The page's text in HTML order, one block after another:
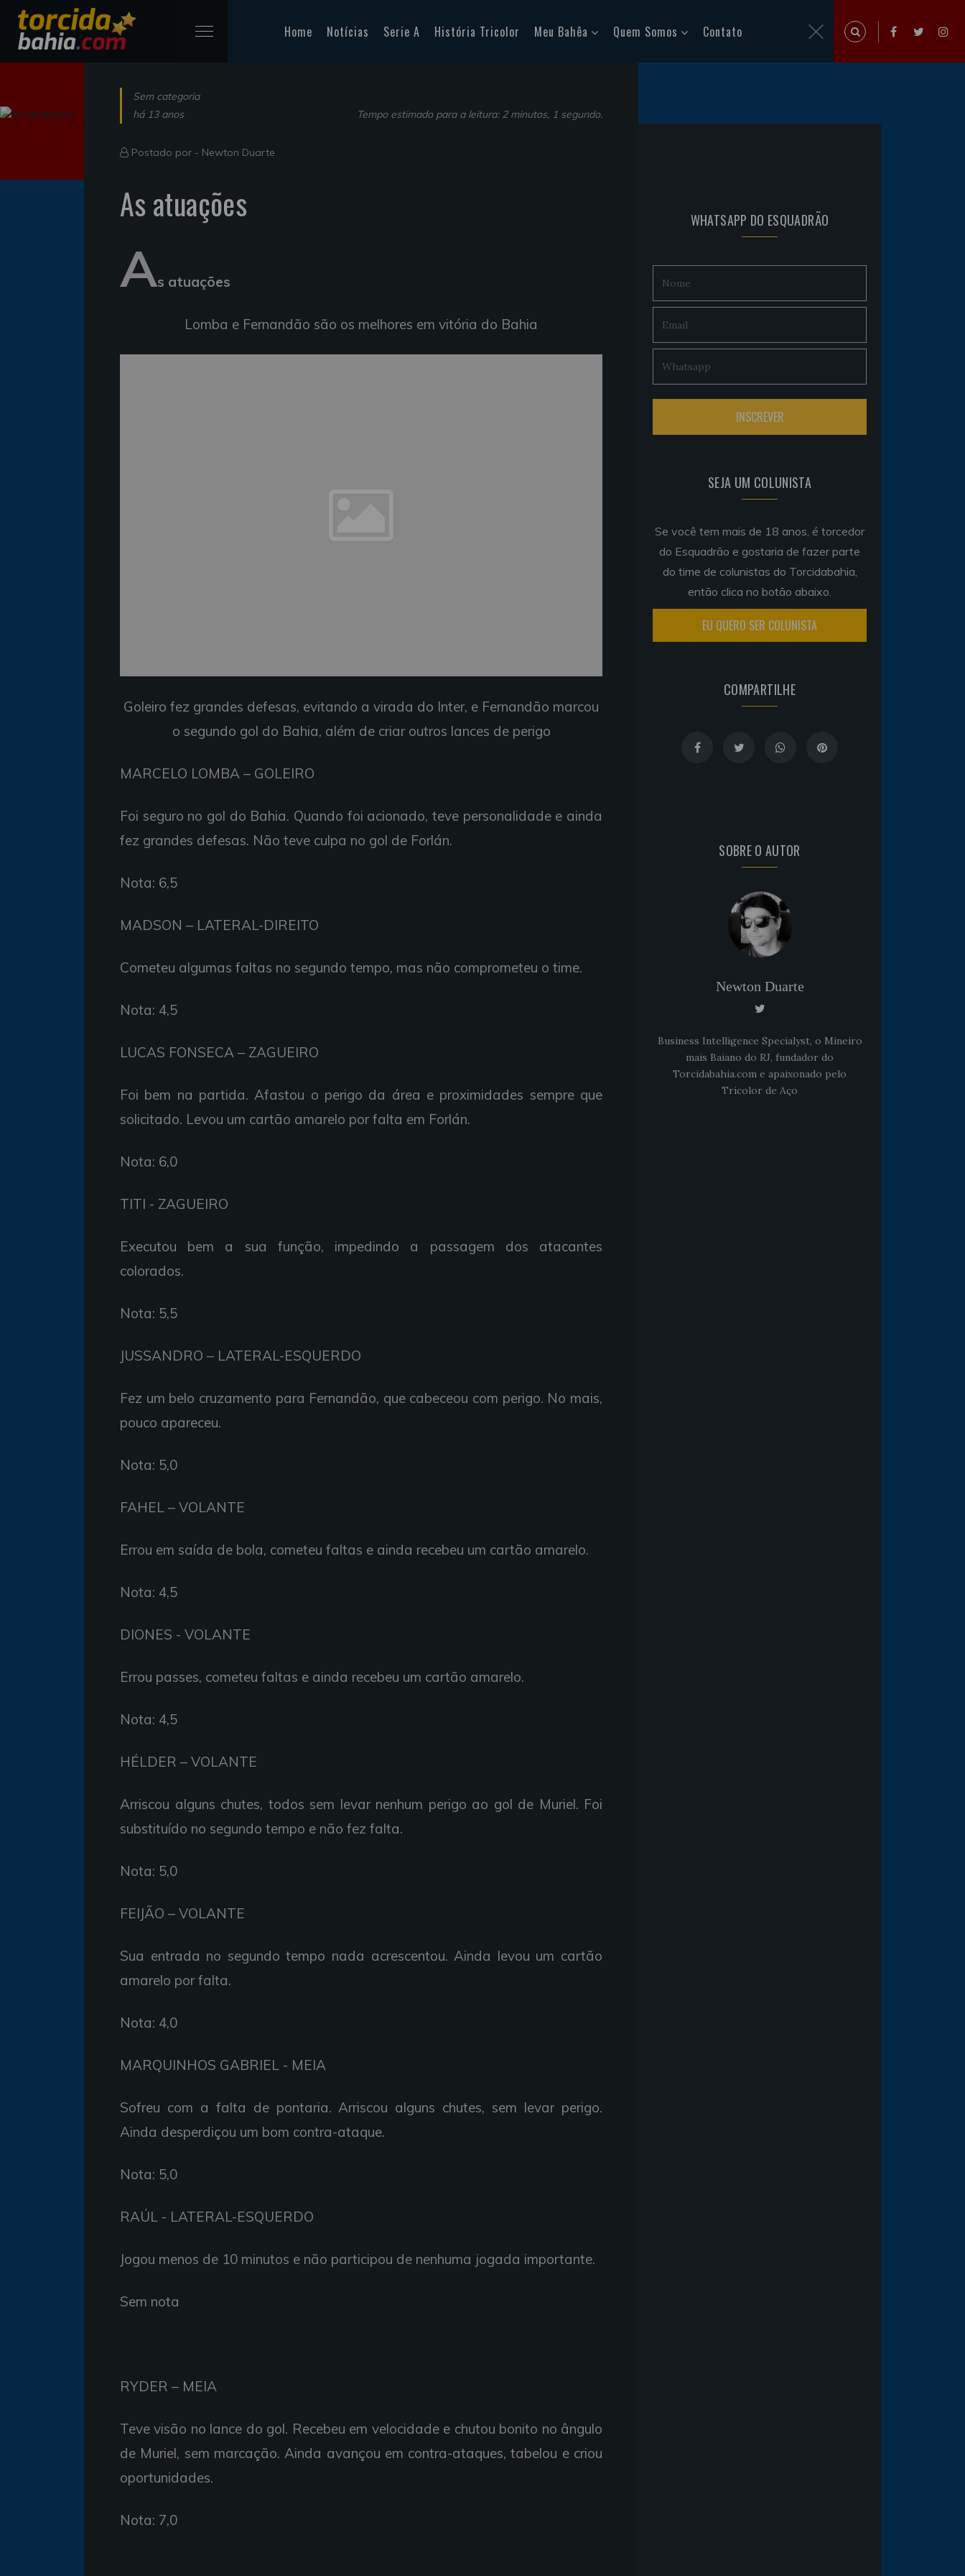
Home Notícias Serie A História Tricolor Meu Bahêa Quem Somos Contato
Sem categoria
há 13 anos
Tempo estimado para a leitura: 2 minutos, 1 segundo.
Postado por - Newton Duarte
As atuações
As atuações
Lomba e Fernandão são os melhores em vitória do Bahia
Goleiro fez grandes defesas, evitando a virada do Inter, e Fernandão marcou
o segundo gol do Bahia, além de criar outros lances de perigo
MARCELO LOMBA – GOLEIRO
Foi seguro no gol do Bahia. Quando foi acionado,teve personalidade e ainda
fez grandes defesas. Não teve culpa no gol de Forlán.
Nota: 6,5
MADSON – LATERAL-DIREITO
Cometeu algumas faltas no segundo tempo, mas não comprometeu o time.
Nota: 4,5
LUCAS FONSECA – ZAGUEIRO
Foi bem na partida. Afastou o perigo da área e proximidades sempre que
solicitado. Levou um cartão amarelo porfalta em Forlán.
Nota: 6,0
TITI - ZAGUEIRO
Executou bem a sua função, impedindo a passagem dos atacantes
colorados.
Nota: 5,5
JUSSANDRO – LATERAL-ESQUERDO
Fez um belo cruzamento para Fernandão, que cabeceou com perigo. No mais,
pouco apareceu.
Nota: 5,0
FAHEL – VOLANTE
Errou em saída de bola, cometeu faltas e ainda recebeu um cartão amarelo.
Nota: 4,5
DIONES - VOLANTE
Errou passes, cometeu faltas e ainda recebeu um cartão amarelo.
Nota: 4,5
HÉLDER – VOLANTE
Arriscou alguns chutes, todos sem levar nenhum perigo ao gol de Muriel. Foi
substituído no segundo tempo e não fez falta.
Nota: 5,0
FEIJÃO – VOLANTE
Sua entrada no segundo tempo nada acrescentou. Ainda levou um cartão
amarelo porfalta.
Nota: 4,0
MARQUINHOS GABRIEL - MEIA
Sofreu com a falta de pontaria. Arriscou alguns chutes, sem levar perigo.
Ainda desperdiçou um bom contra-ataque.
Nota: 5,0
RAÚL - LATERAL-ESQUERDO
Jogou menos de 10 minutos e não participou de nenhuma jogada importante.
Sem nota
RYDER – MEIA
Tevevisão no lance do gol. Recebeu em velocidade e chutou bonito no ângulo
de Muriel, sem marcação. Ainda avançou em contra-ataques,tabelou e criou
oportunidades.
Nota: 7,0
WHATSAPP DO ESQUADRÃO
SEJA UM COLUNISTA
Se você tem mais de 18 anos, é torcedor
do Esquadrão e gostaria de fazer parte
do time de colunistas do Torcidabahia,
então clica no botão abaixo.
EU QUERO SER COLUNISTA
COMPARTILHE
SOBRE O AUTOR
Newton Duarte
Business Intelligence Specialyst, o Mineiro
mais Baiano do RJ, fundador do
Torcidabahia.com e apaixonado pelo
Tricolor de Aço